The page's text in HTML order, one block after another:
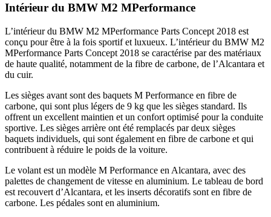
Intérieur du BMW M2 MPerformance
L’intérieur du BMW M2 MPerformance Parts Concept 2018 est
conçu pour être à la fois sportif et luxueux. L’intérieur du BMW M2
MPerformance Parts Concept 2018 se caractérise par des matériaux
de haute qualité, notamment de la fibre de carbone, de l’Alcantara et
du cuir.
Les sièges avant sont des baquets M Performance en fibre de
carbone, qui sont plus légers de 9 kg que les sièges standard. Ils
offrent un excellent maintien et un confort optimisé pour la conduite
sportive. Les sièges arrière ont été remplacés par deux sièges
baquets individuels, qui sont également en fibre de carbone et qui
contribuent à réduire le poids de la voiture.
Le volant est un modèle M Performance en Alcantara, avec des
palettes de changement de vitesse en aluminium. Le tableau de bord
est recouvert d’Alcantara, et les inserts décoratifs sont en fibre de
carbone. Les pédales sont en aluminium.